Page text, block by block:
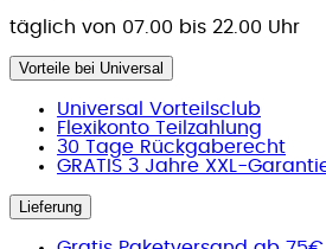
täglich von 07.00 bis 22.00 Uhr
Vorteile bei Universal
Universal Vorteilsclub
Flexikonto Teilzahlung
30 Tage Rückgaberecht
GRATIS 3 Jahre XXL-
Lieferung